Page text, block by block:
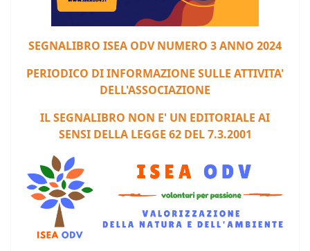
SEGNALIBRO ISEA ODV NUMERO 3 ANNO 2024
PERIODICO DI INFORMAZIONE SULLE ATTIVITA'
DELL'ASSOCIAZIONE
IL SEGNALIBRO NON E' UN EDITORIALE AI
SENSI DELLA LEGGE 62 DEL 7.3.2001